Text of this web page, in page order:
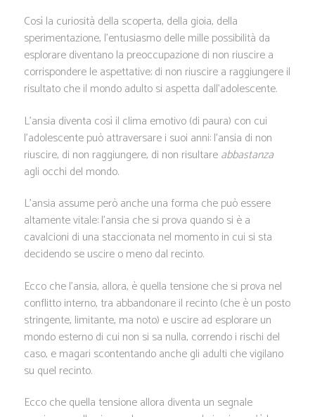
Così la curiosità della scoperta, della gioia, della
sperimentazione, l’entusiasmo delle mille possibilità da
esplorare diventano la preoccupazione di non riuscire a
corrispondere le aspettative; di non riuscire a raggiungere il
risultato che il mondo adulto si aspetta dall’adolescente.
L’ansia diventa così il clima emotivo (di paura) con cui
l’adolescente può attraversare i suoi anni: l’ansia di non
riuscire, di non raggiungere, di non risultareabbastanza
agli occhi del mondo.
L’ansia assume però anche una forma che può essere
altamente vitale: l’ansia che si prova quando si è a
cavalcioni di una staccionata nel momento in cui si sta
decidendo se uscire o meno dal recinto.
Ecco che l’ansia, allora, è quella tensione che si prova nel
conflitto interno, tra abbandonare il recinto (che è un posto
stringente, limitante, ma noto) e uscire ad esplorare un
mondo esterno di cui non si sa nulla, correndo i rischi del
caso, e magari scontentando anche gli adulti che vigilano
su quel recinto.
Ecco che quella tensione allora diventa un segnale